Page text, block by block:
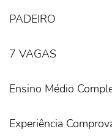
PADEIRO
7 VAGAS
Ensino Médio
Experiência